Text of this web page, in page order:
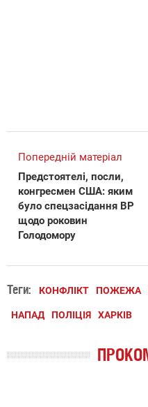
Попередній матеріал
Предстоятелі, посли,
конгресмен США: яким
було спецзасідання ВР
щодо роковин
Голодомору
Теги: КОНФЛІКТ ПОЖЕЖА
НАПАД ПОЛІЦІЯ ХАРКІВ